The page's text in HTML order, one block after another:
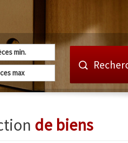
de biens